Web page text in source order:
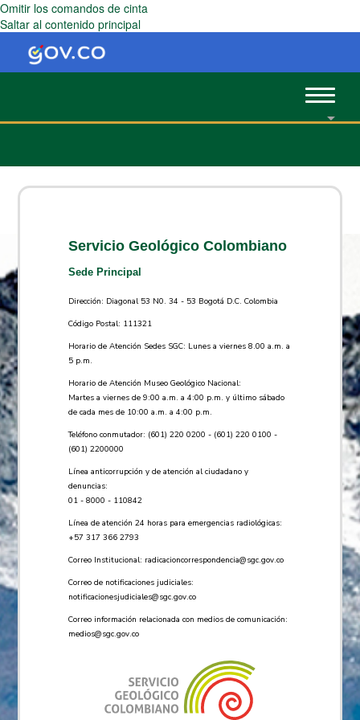
Omitir los comandos de cinta
Saltar al contenido principal
Toggle
Servicio Geológico Colombiano
Sede Principal
Dirección: Diagonal 53 N0. 34 - 53 Bogotá D.C. Colombia
Código Postal: 111321
Horario de Atención Sedes SGC: Lunes a viernes 8.00 a.m. a
5 p.m.
Horario de Atención Museo Geológico Nacional:
Martes a viernes de 9:00 a.m. a 4:00 p.m. y último sábado
de cada mes de 10:00 a.m. a 4:00 p.m.
Teléfono conmutador: (601) 220 0200 - (601) 220 0100 -
(601) 2200000
Línea anticorrupción y de atención al ciudadano y
denuncias:
01 - 8000 - 110842
Línea de atención 24 horas para emergencias radiológicas:
+57 ​317 366 2793
Correo Institucional: radicacioncorrespondencia@sgc.gov.co
Correo de notificaciones judiciales:
notificacionesjudiciales@sgc.gov.co
Correo información relacionada con medios de comunicación:
medios@sgc.gov.co